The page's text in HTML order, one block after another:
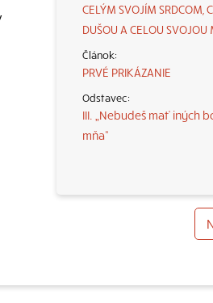
CELÝM SVOJÍM SRDCOM,
DUŠOU A CELOU SVOJOU
PRVÉ PRIKÁZANIE
III. „Nebudeš mať iných
mňa“